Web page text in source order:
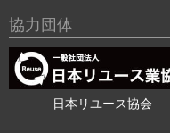
協力団体
日本リユース協会